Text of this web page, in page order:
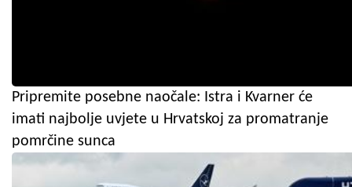
Pripremite posebne naočale: Istra i Kvarner će
imati najbolje uvjete u Hrvatskoj za promatranje
pomrčine sunca